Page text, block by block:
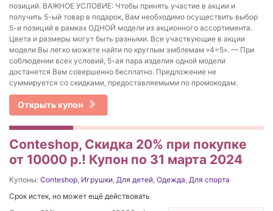
позиций. ВАЖНОЕ УСЛОВИЕ: Чтобы принять участие в акции и
получить 5-ый товар в подарок, Вам необходимо осуществить выбор
5-и позиций в рамках ОДНОЙ модели из акционного ассортимента.
Цвета и размеры могут быть разными. Все участвующие в акции
модели Вы легко можете найти по круглым эмблемам «4=5». — При
соблюдении всех условий, 5-ая пара изделия одной модели
достанется Вам совершенно бесплатно. Предложение не
суммируется со скидками, предоставляемыми по промокодам.
Открыть купон
Conteshop, Cкидка 20% при покупке
от 10000 р.! Купон по 31 марта 2024
Купоны: Conteshop Игрушки Для детей Одежда Для спорта
Срок истек, но может ещё действовать